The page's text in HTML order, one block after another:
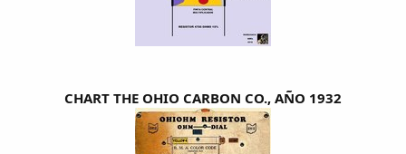
CHART THE OHIO CARBON CO., AÑO 1932